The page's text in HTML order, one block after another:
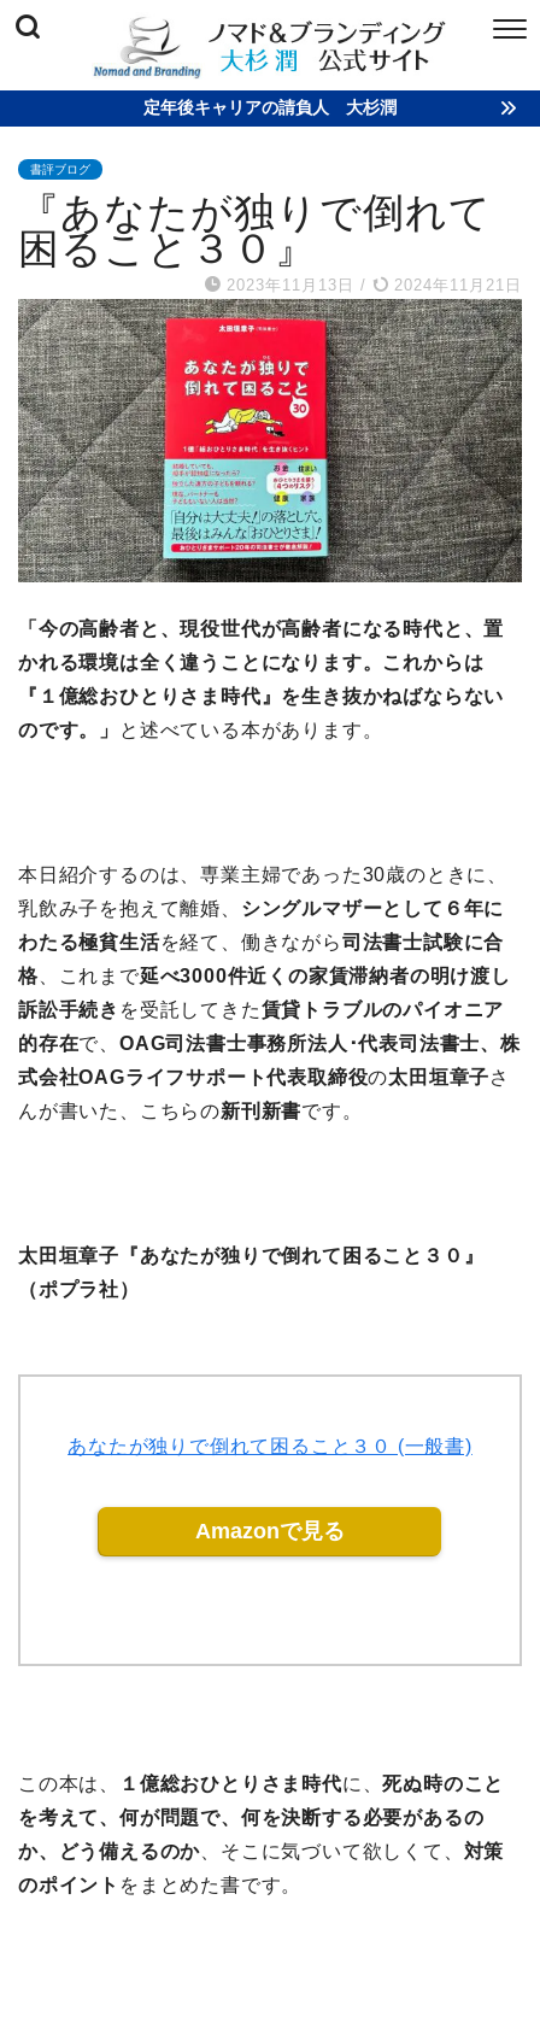
定年後キャリアの請負人 大杉潤
書評ブログ
『あなたが独りで倒れて
困ること３０』
2023年11月13日 / 2024年11月21日
「今の高齢者と、現役世代が高齢者になる時代と、置
かれる環境は全く違うことになります。これからは
『１億総おひとりさま時代』を生き抜かねばならない
のです。」
と述べている本があります。
本日紹介するのは、専業主婦であった30歳のときに、
乳飲み子を抱えて離婚、 シングルマザーとして６年に
わたる極貧生活を経て、働きながら司法書士試験に合
格 、これまで延べ3000件近くの家賃滞納者の明け渡し
訴訟手続き を受託してきた賃貸トラブルのパイオニア
的存在で、OAG司法書士事務所法人･代表司法書士、株
式会社OAGライフサポート代表取締役の太田垣章子さ
んが書いた、こちらの新刊新書です。
太田垣章子『あなたが独りで倒れて困ること３０』
（ポプラ社）
あなたが独りで倒れて困ること３０ (一般書)
Amazonで見る
この本は、 １億総おひとりさま時代に、死ぬ時のこと
を考えて、何が問題で、何を決断する必要があるの
か、どう備えるのか 、そこに気づいて欲しくて、 対策
のポイント をまとめた書です。